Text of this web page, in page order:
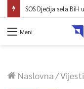
Meni
Naslovna/Vijesti